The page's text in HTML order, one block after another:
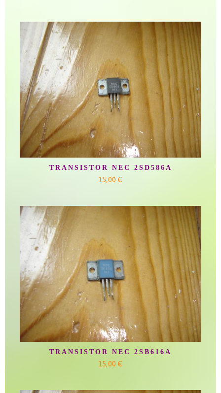
TRANSISTOR NEC 2SD586A
15,00 €
TRANSISTOR NEC 2SB616A
15,00 €